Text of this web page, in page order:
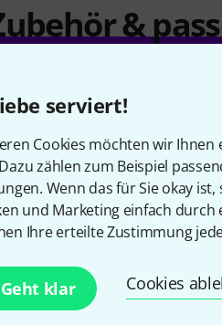
serviert!
Cookies möchten wir
zählen zum Beispiel
Wenn das für Sie okay
und Marketing einfach durch
Ihre erteilte Zustimmung
Geht klar Cookies
&